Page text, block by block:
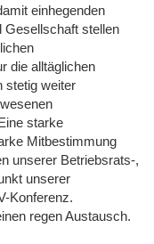
einhegenden
Gesellschaft stellen
die alltäglichen
stetig weiter
starke
Mitbestimmung
unserer Betriebsrats-,
unserer
Konferenz.
regen Austausch.